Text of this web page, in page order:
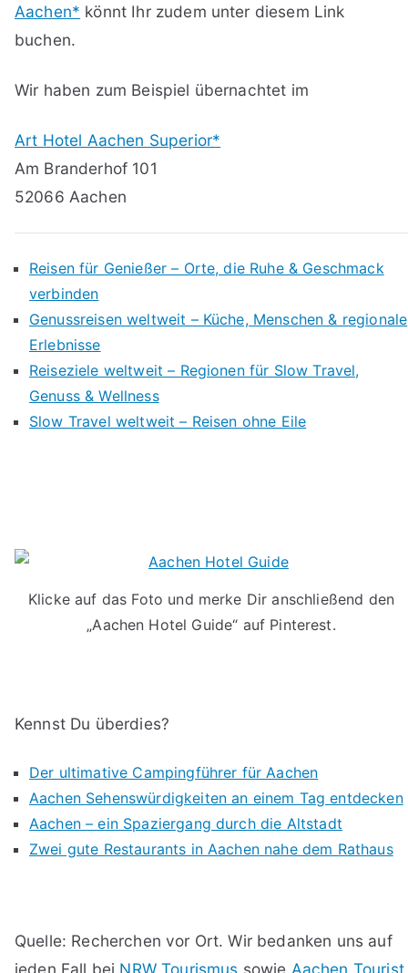
Aachen* könnt Ihr zudem unter diesem Link
buchen.
Wir haben zum Beispiel übernachtet im
Art Hotel Aachen Superior*
Am Branderhof 101
52066 Aachen
Reisen für Genießer – Orte, die Ruhe & Geschmack
verbinden
Genussreisen weltweit – Küche, Menschen & regionale
Erlebnisse
Reiseziele weltweit – Regionen für Slow Travel,
Genuss & Wellness
Slow Travel weltweit – Reisen ohne Eile
Klicke auf das Foto und merke Dir anschließend den
„Aachen Hotel Guide“ auf Pinterest.
Kennst Du überdies?
Der ultimative Campingführer für Aachen
Aachen Sehenswürdigkeiten an einem Tag entdecken
Aachen – ein Spaziergang durch die Altstadt
Zwei gute Restaurants in Aachen nahe dem Rathaus
Quelle: Recherchen vor Ort. Wir bedanken uns auf
jeden Fall bei NRW Tourismus sowie Aachen Tourist